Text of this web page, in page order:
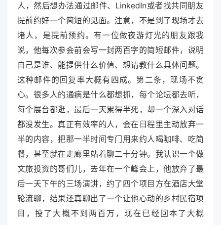
人，然后想办法通过邮件、LinkedIn或者找共同朋友
提前约好一个简短的见面。注意，不是到了现场才去
堵人，是提前预约。有一位做夜游灯光的朋友跟我
说，他每次参会前会写一封两百字的简短邮件，说明
自己是谁、能提供什么价值、想请教什么具体问题。
这种邮件的回复率大概有四成。第二条，现场不贪
心。很多人的通病是什么都想抓，每个论坛都去听，
每个展台都逛，最后一天累得半死，却一个深入对话
都没发生。真正有效率的人，会在日程里主动放弃一
半的内容，把那一半时间专门用来约人喝咖啡、吃简
餐，甚至就在走廊里站着聊二十分钟。我认识一个做
文旅投资的哥们儿，去年在一个峰会上，他放弃了最
后一天下午的三场演讲，约了四个项目方在酒店大堂
轮流聊，结果还真聊出了一个让他心动的乡村民宿项
目，投了大概不到两百万，现在已经回本了大概